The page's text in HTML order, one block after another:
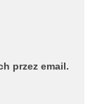
przez email.